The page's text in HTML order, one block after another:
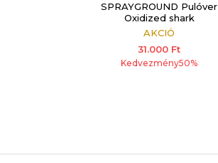
SPRAYGROUND Pulóver
Oxidized shark
AKCIÓ
31.000 Ft
Kedvezmény50%